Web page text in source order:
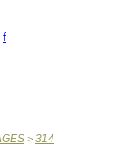
f
> 314